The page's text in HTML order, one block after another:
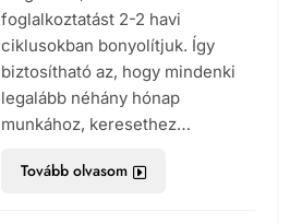
foglalkoztatást 2-2 havi
ciklusokban bonyolítjuk. Így
biztosítható az, hogy mindenki
legalább néhány hónap
munkához, keresethez…
Tovább olvasom